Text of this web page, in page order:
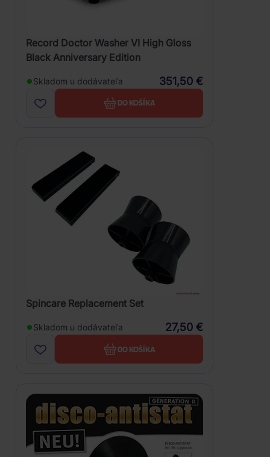
Record Doctor Washer VI High Gloss
Black Anniversary Edition
Skladom u dodávateľa 351,50 €
DO KOŠÍKA
Spincare Replacement Set
Skladom u dodávateľa 27,50 €
DO KOŠÍKA